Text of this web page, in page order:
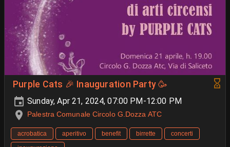
Purple Cats 🎉 Inauguration Party 🥳
Sunday, Apr 21, 2024, 07:00 PM-12:00 PM
Palestra Comunale Circolo G.Dozza ATC
acrobatica aperitivo benefit birrette
concerti